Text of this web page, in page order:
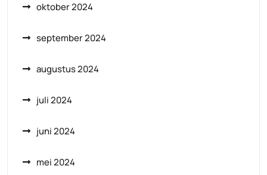
oktober 2024
september 2024
augustus 2024
juli 2024
juni 2024
mei 2024